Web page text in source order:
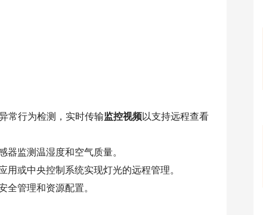
常行为检测，实时传输监控视频以支持远程查看
监测温湿度和空气质量。
或中央控制系统实现灯光的远程管理。
全管理和资源配置。